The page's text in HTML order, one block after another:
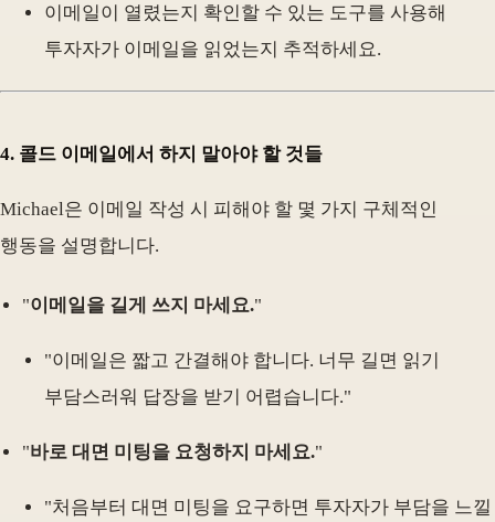
이메일이 열렸는지 확인할 수 있는 도구를 사용해
투자자가 이메일을 읽었는지 추적하세요.
4. 콜드 이메일에서 하지 말아야 할 것들
Michael은 이메일 작성 시 피해야 할 몇 가지 구체적인
행동을 설명합니다.
"이메일을 길게 쓰지 마세요."
"이메일은 짧고 간결해야 합니다. 너무 길면 읽기
부담스러워 답장을 받기 어렵습니다."
"바로 대면 미팅을 요청하지 마세요."
"처음부터 대면 미팅을 요구하면 투자자가 부담을 느낄